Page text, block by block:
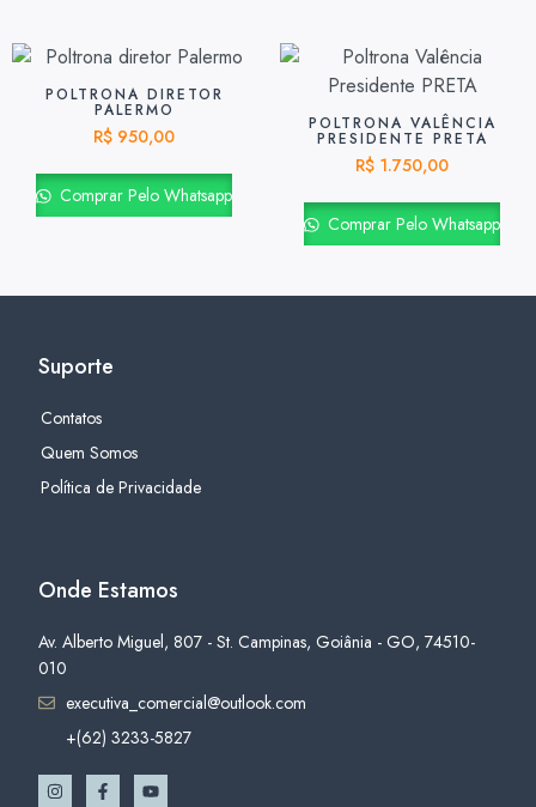
POLTRONA DIRETOR
PALERMO
R$ 950,00
Comprar Pelo Whatsapp
POLTRONA VALÊNCIA
PRESIDENTE PRETA
R$ 1.750,00
Comprar Pelo Whatsapp
Suporte
Contatos
Quem Somos
Política de Privacidade
Onde Estamos
Av. Alberto Miguel, 807 - St. Campinas, Goiânia - GO, 74510-
010
executiva_comercial@outlook.com
+(62) 3233-5827